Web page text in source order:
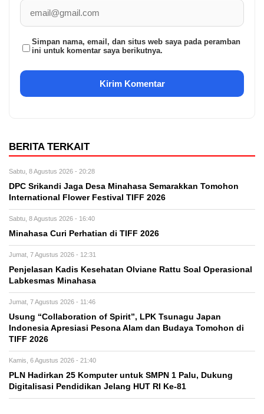
Simpan nama, email, dan situs web saya pada peramban
ini untuk komentar saya berikutnya.
BERITA TERKAIT
Sabtu, 8 Agustus 2026 - 20:28
DPC Srikandi Jaga Desa Minahasa Semarakkan Tomohon
International Flower Festival TIFF 2026
Sabtu, 8 Agustus 2026 - 16:40
Minahasa Curi Perhatian di TIFF 2026
Jumat, 7 Agustus 2026 - 12:31
Penjelasan Kadis Kesehatan Olviane Rattu Soal Operasional
Labkesmas Minahasa
Jumat, 7 Agustus 2026 - 11:46
Usung “Collaboration of Spirit”, LPK Tsunagu Japan
Indonesia Apresiasi Pesona Alam dan Budaya Tomohon di
TIFF 2026
Kamis, 6 Agustus 2026 - 21:40
PLN Hadirkan 25 Komputer untuk SMPN 1 Palu, Dukung
Digitalisasi Pendidikan Jelang HUT RI Ke-81